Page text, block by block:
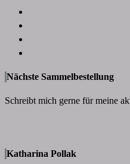
Nächste Sammelbestellung
Schreibt mich gerne für meine
Katharina Pollak